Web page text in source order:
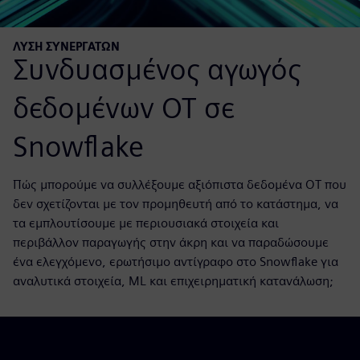
ΛΎΣΗ ΣΥΝΕΡΓΑΤΏΝ
Συνδυασμένος αγωγός
δεδομένων OT σε
Snowflake
Πώς μπορούμε να συλλέξουμε αξιόπιστα δεδομένα OT που
δεν σχετίζονται με τον προμηθευτή από το κατάστημα, να
τα εμπλουτίσουμε με περιουσιακά στοιχεία και
περιβάλλον παραγωγής στην άκρη και να παραδώσουμε
ένα ελεγχόμενο, ερωτήσιμο αντίγραφο στο Snowflake για
αναλυτικά στοιχεία, ML και επιχειρηματική κατανάλωση;